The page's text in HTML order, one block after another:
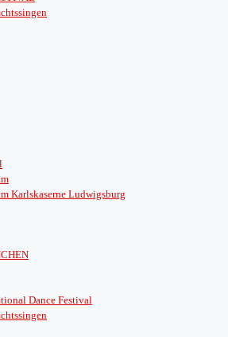
Karlskaserne Ludwigsburg
Dance Festival